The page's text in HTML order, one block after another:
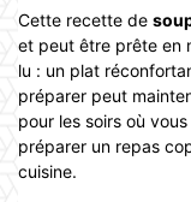
Cette recette de
et peut être prête en
lu : un plat
préparer peut
pour les soirs où
préparer un repas
cuisine.